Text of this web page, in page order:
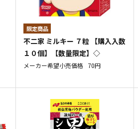
不二家 ミルキー ７粒 【購入入数
１０個】【数量限定】◇
メーカー希望小売価格 70円